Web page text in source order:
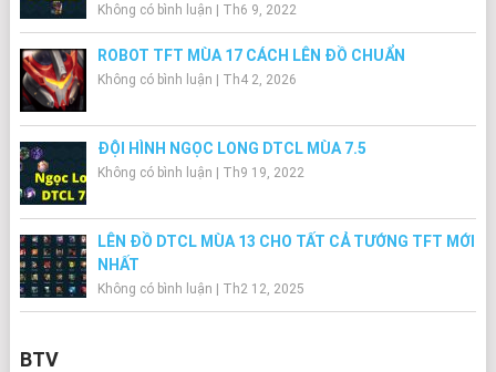
Không có bình luận | Th6 9, 2022
ROBOT TFT MÙA 17 CÁCH LÊN ĐỒ CHUẨN
Không có bình luận | Th4 2, 2026
ĐỘI HÌNH NGỌC LONG DTCL MÙA 7.5
Không có bình luận | Th9 19, 2022
LÊN ĐỒ DTCL MÙA 13 CHO TẤT CẢ TƯỚNG TFT MỚI
NHẤT
Không có bình luận | Th2 12, 2025
BTV